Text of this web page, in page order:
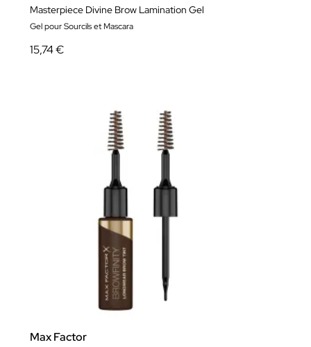
Masterpiece Divine Brow Lamination Gel
Gel pour Sourcils et Mascara
15,74 €
Max Factor